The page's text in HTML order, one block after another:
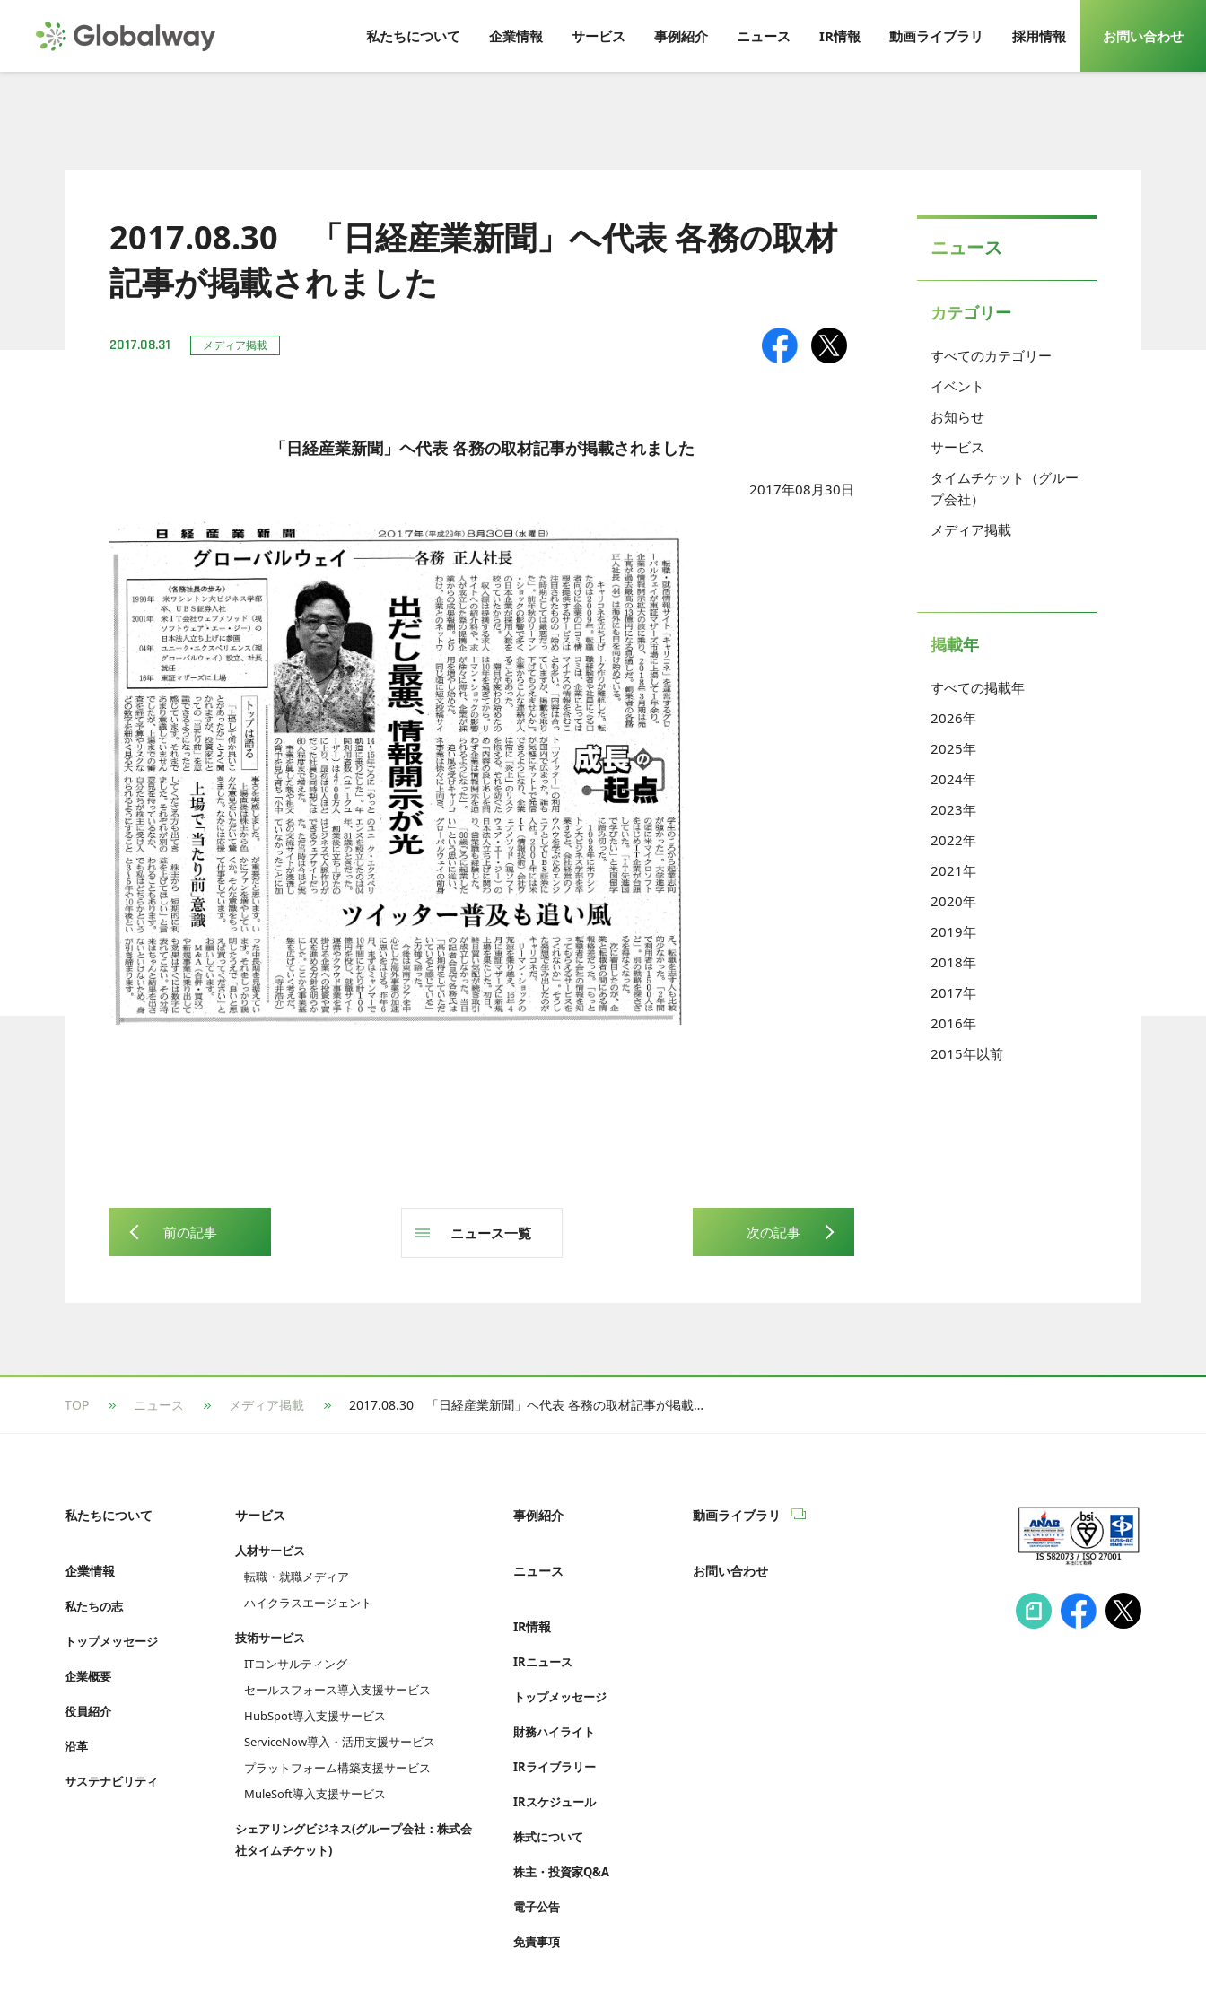
私たちについて 企業情報 サービス 事例紹介 ニュース IR情報 動画ライブラリ 採用情報 お問い合わせ
2017.08.30 「日経産業新聞」ヘ代表 各務の取材
記事が掲載されました
2017.08.31 メディア掲載
「日経産業新聞」ヘ代表 各務の取材記事が掲載されました
2017年08月30日
前の記事 ニュース一覧 次の記事
ニュース
カテゴリー
すべてのカテゴリー
イベント
お知らせ
サービス
タイムチケット（グルー
プ会社）
メディア掲載
掲載年
すべての掲載年
2026年
2025年
2024年
2023年
2022年
2021年
2020年
2019年
2018年
2017年
2016年
2015年以前
TOP ニュース メディア掲載 2017.08.30 「日経産業新聞」ヘ代表 各務の取材記事が掲載されました
私たちについて
企業情報
私たちの志
トップメッセージ
企業概要
役員紹介
沿革
サステナビリティ
サービス
人材サービス
転職・就職メディア
ハイクラスエージェント
技術サービス
ITコンサルティング
セールスフォース導入支援サービス
HubSpot導入支援サービス
ServiceNow導入・活用支援サービス
プラットフォーム構築支援サービス
MuleSoft導入支援サービス
シェアリングビジネス(グループ会社：株式会
社タイムチケット)
事例紹介
ニュース
IR情報
IRニュース
トップメッセージ
財務ハイライト
IRライブラリー
IRスケジュール
株式について
株主・投資家Q&A
電子公告
免責事項
動画ライブラリ
お問い合わせ